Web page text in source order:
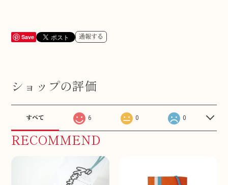
Save 通報する
ショップの評価
すべて 6 0 0
RECOMMEND